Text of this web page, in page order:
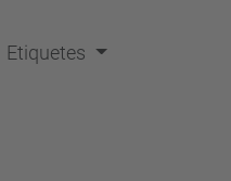
Etiquetes